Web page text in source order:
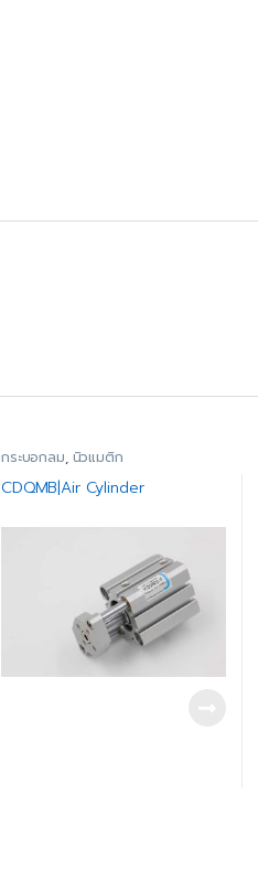
กระบอกลม, นิวแมติก
CDQMB|Air Cylinder